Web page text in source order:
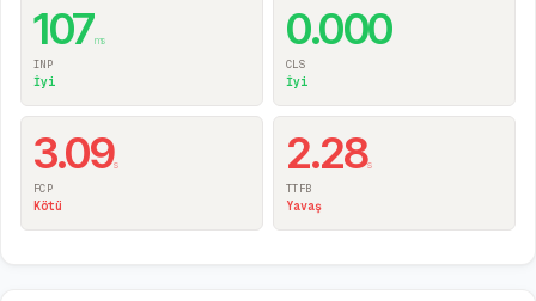
107ms
INP
İyi
0.000
CLS
İyi
3.09s
FCP
Kötü
2.28s
TTFB
Yavaş